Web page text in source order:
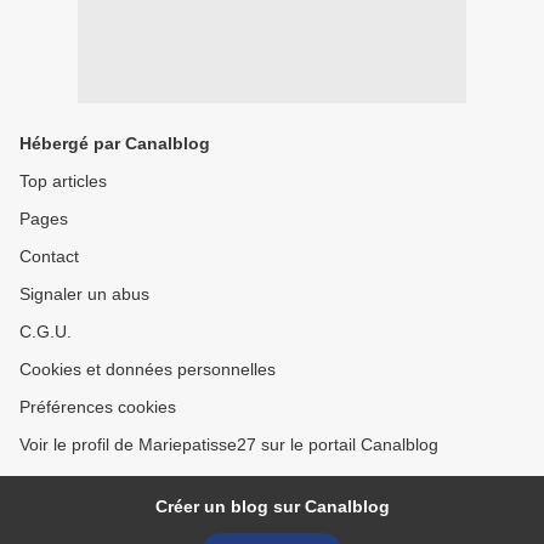
Hébergé par Canalblog
Top articles
Pages
Contact
Signaler un abus
C.G.U.
Cookies et données personnelles
Préférences cookies
Voir le profil de Mariepatisse27 sur le portail Canalblog
Créer un blog sur Canalblog